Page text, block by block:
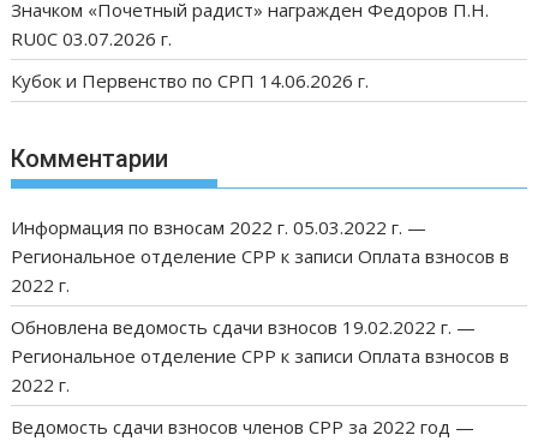
Значком «Почетный радист» награжден Федоров П.Н.
RU0C 03.07.2026 г.
Кубок и Первенство по СРП 14.06.2026 г.
Комментарии
Информация по взносам 2022 г. 05.03.2022 г. —
Региональное отделение СРР к записиОплата взносов в
2022 г.
Обновлена ведомость сдачи взносов 19.02.2022 г. —
Региональное отделение СРР к записиОплата взносов в
2022 г.
Ведомость сдачи взносов членов СРР за 2022 год —